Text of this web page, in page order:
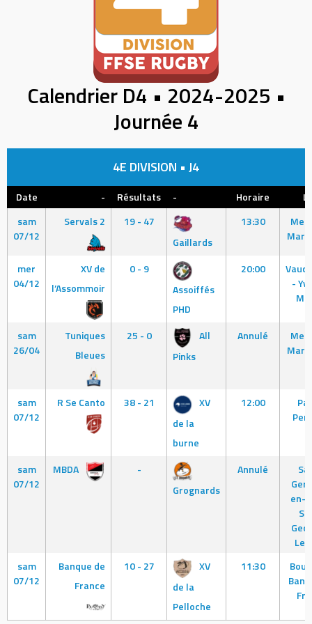
Calendrier D4 • 2024-2025 •
Journée 4
4E DIVISION • J4
Date - Résultats - Horaire
sam
07/12
Servals 2
19 - 47
Gaillards
13:30
mer
04/12
XV de
l’Assommoir
0 - 9
Assoiffés
PHD
20:00
-
sam
26/04
Tuniques
Bleues
25 - 0
All
Pinks
Annulé
sam
07/12
R Se Canto 38 - 21
XV
de la
burne
12:00
sam
07/12
MBDA
-
Grognards
Annulé
en-
sam
07/12
Banque de
France
10 - 27
XV
de la
Pelloche
11:30